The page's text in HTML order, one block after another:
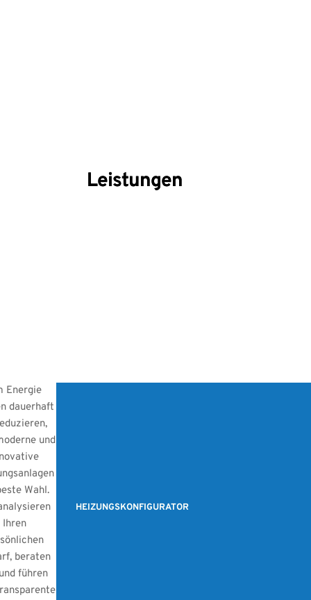
Leistungen
Energie
dauerhaft
und
Wahl.
Ihren
beraten
führen
HEIZUNGSKONFIGURATOR